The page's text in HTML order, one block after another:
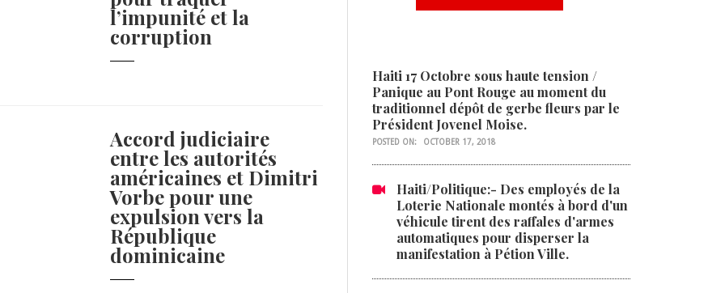
l’impunité et la
corruption
Accord judiciaire
entre les autorités
américaines et Dimitri
Vorbe pour une
expulsion vers la
République
dominicaine
Haiti 17 Octobre sous haute tension /
Panique au Pont Rouge au moment du
traditionnel dépôt de gerbe fleurs par le
Président Jovenel Moise.
POSTED ON: OCTOBER 17, 2018
Haiti/Politique:- Des employés de la
Loterie Nationale montés à bord d'un
véhicule tirent des raffales d'armes
automatiques pour disperser la
manifestation à Pétion Ville.